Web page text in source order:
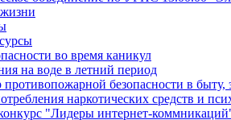
во время каникул
на воде в летний период
безопасности в быту,
наркотических средств и
"Лидеры интернет-